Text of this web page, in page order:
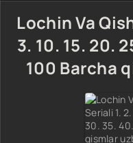
Lochin Va
3. 10. 15. 20.
100 Barcha